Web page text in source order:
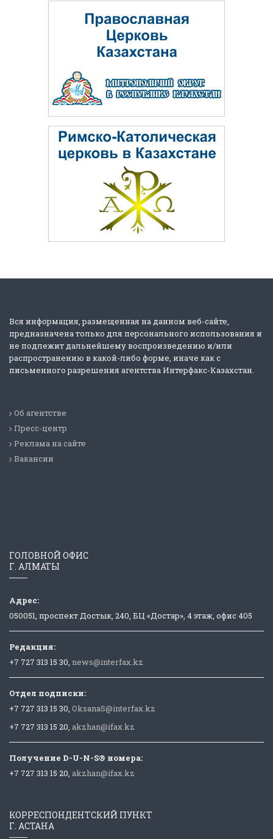
Вся информация, размещенная на данном веб-сайте,
предназначена только для персонального использования и
не подлежит дальнейшему воспроизведению и/или
распространению в какой-либо форме, иначе как с
письменного разрешения агентства Интерфакс-Казахстан.
Об агентстве
Пресс-центр
Реклама на сайте
Вакансии
ГОЛОВНОЙ ОФИС
Г. АЛМАТЫ
Адрес:
050051, проспект Достык, 240, БЦ «Достар», 4 этаж, офис 405
Редакция:
+7 727 313 15 30, news@interfax.kz
Отдел подписки:
+7 727 313 15 30, OksanaS@interfax.kz
+7 727 313 15 20, akzhan@ifax.kz
Получение D-U-N-S® номера:
+7 727 313 15 20, akzhan@ifax.kz
КОРРЕСПОНДЕНТСКИЙ ПУНКТ
Г. АСТАНА